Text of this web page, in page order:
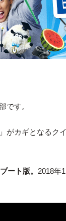
です。
」がカギとなるク
ート版。 2018年